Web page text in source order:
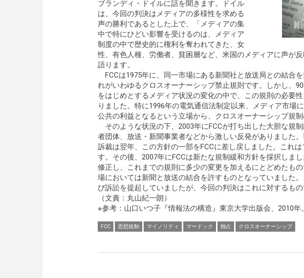
ブランディ・ドイルに話を聞きます。ドイル
は、今回の判決はメディアの多様性を求める
声の勝利であるとした上で、「メディアの集
中で特にひどい影響を受けるのは、メディア
制度の中で歴史的に権利を奪われてきた、女
性、有色人種、労働者、貧困層など、米国のメディアに声が
語ります。
FCCは1975年に、同一市場にある新聞社と放送局との結合
れがいわゆるクロスオーナーシップ禁止規則です。しかし、
をはじめとするメディア状況の変化の中で、この規則の必要
りました。特に1996年の電気通信法制定以来、メディア市場
公共の利益となるという立場から、クロスオーナーシップ規制
そのような状況の下、2003年にFCCが打ち出した大胆な規
者団体、放送・新聞事業者などから激しい反発がありました
訴裁は翌年、この方針の一部をFCCに差し戻しました。これ
す。その後、2007年にFCCは新たな規制緩和方針を採択しま
修正し、これまでの規則に多少の変更を加えるにとどめたも
場においては新聞と放送の結合を許すものとなっていました
び訴訟を提起していましたが、今回の判決はこれに対するもの
（文責：丸山紀一朗）
※参考：山口いつ子『情報法の構造』東京大学出版会、2010年。
FCC 思想統制 マイノリティ マードック 独占 クロスオーナーシップ